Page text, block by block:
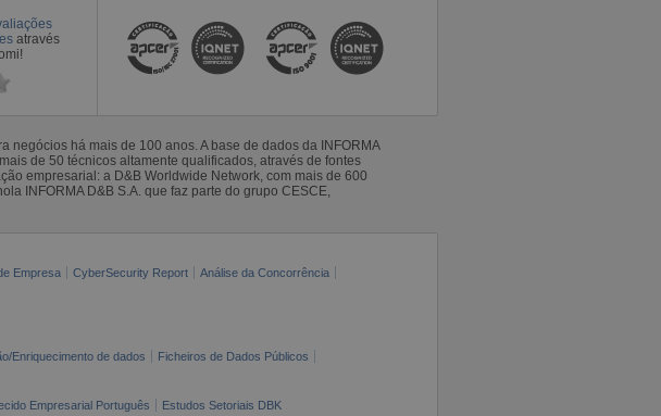
através
negócios há mais de 100 anos. A base de dados da INFORMA
de 50 técnicos altamente qualificados, através de fontes
empresarial: a D&B Worldwide Network, com mais de 600
INFORMA D&B S.A. que faz parte do grupo CESCE,
Empresa CyberSecurity Report
Análise da Concorrência
Enriquecimento de dados
Ficheiros de Dados Públicos
Empresarial Português Estudos Setoriais DBK